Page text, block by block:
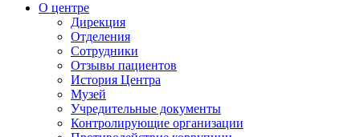
О центре
Дирекция
Отделения
Сотрудники
Отзывы пациентов
История Центра
Музей
Учредительные документы
Контролирующие организации